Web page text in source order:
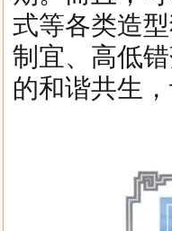
式等各类造
制宜、高低
的和谐共生